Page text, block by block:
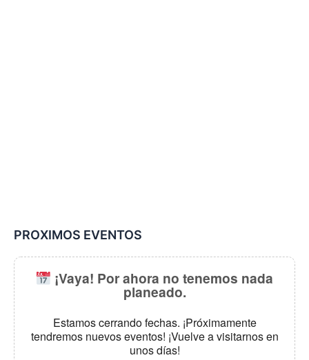
PROXIMOS EVENTOS
¡Vaya! Por ahora no tenemos nada
planeado.
Estamos cerrando fechas. ¡Próximamente
tendremos nuevos eventos! ¡Vuelve a visitarnos en
unos días!